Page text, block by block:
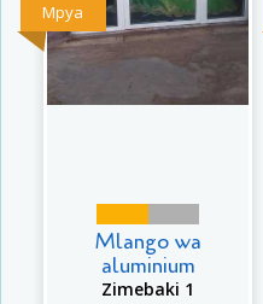
Mpya
Mlango wa
aluminium
Zimebaki 1